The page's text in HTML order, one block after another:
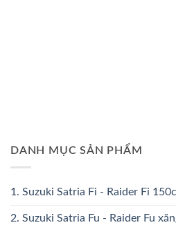
DANH MỤC SẢN PHẨM
1. Suzuki Satria Fi - Raider Fi
2. Suzuki Satria Fu - Raider Fu